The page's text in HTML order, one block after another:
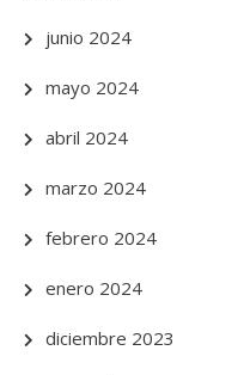
junio 2024
mayo 2024
abril 2024
marzo 2024
febrero 2024
enero 2024
diciembre 2023